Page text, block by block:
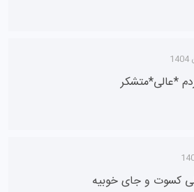
*عالی*متشکر
کسوت و جای خوبیه